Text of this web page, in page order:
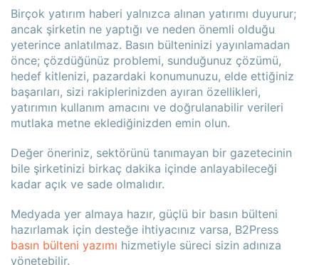
Birçok yatırım haberi yalnızca alınan yatırımı duyurur;
ancak şirketin ne yaptığı ve neden önemli olduğu
yeterince anlatılmaz. Basın bülteninizi yayınlamadan
önce; çözdüğünüz problemi, sunduğunuz çözümü,
hedef kitlenizi, pazardaki konumunuzu, elde ettiğiniz
başarıları, sizi rakiplerinizden ayıran özellikleri,
yatırımın kullanım amacını ve doğrulanabilir verileri
mutlaka metne eklediğinizden emin olun.
Değer öneriniz, sektörünü tanımayan bir gazetecinin
bile şirketinizi birkaç dakika içinde anlayabileceği
kadar açık ve sade olmalıdır.
Medyada yer almaya hazır, güçlü bir basın bülteni
hazırlamak için desteğe ihtiyacınız varsa, B2Press
basın bülteni yazımı hizmetiyle süreci sizin adınıza
yönetebilir.